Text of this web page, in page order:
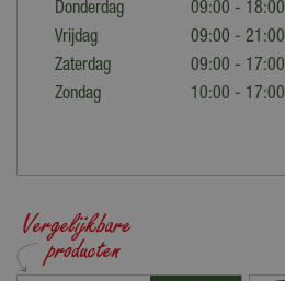
Donderdag
09:00 - 18:00
Vrijdag
09:00 - 21:00
Zaterdag
09:00 - 17:00
Zondag
10:00 - 17:00